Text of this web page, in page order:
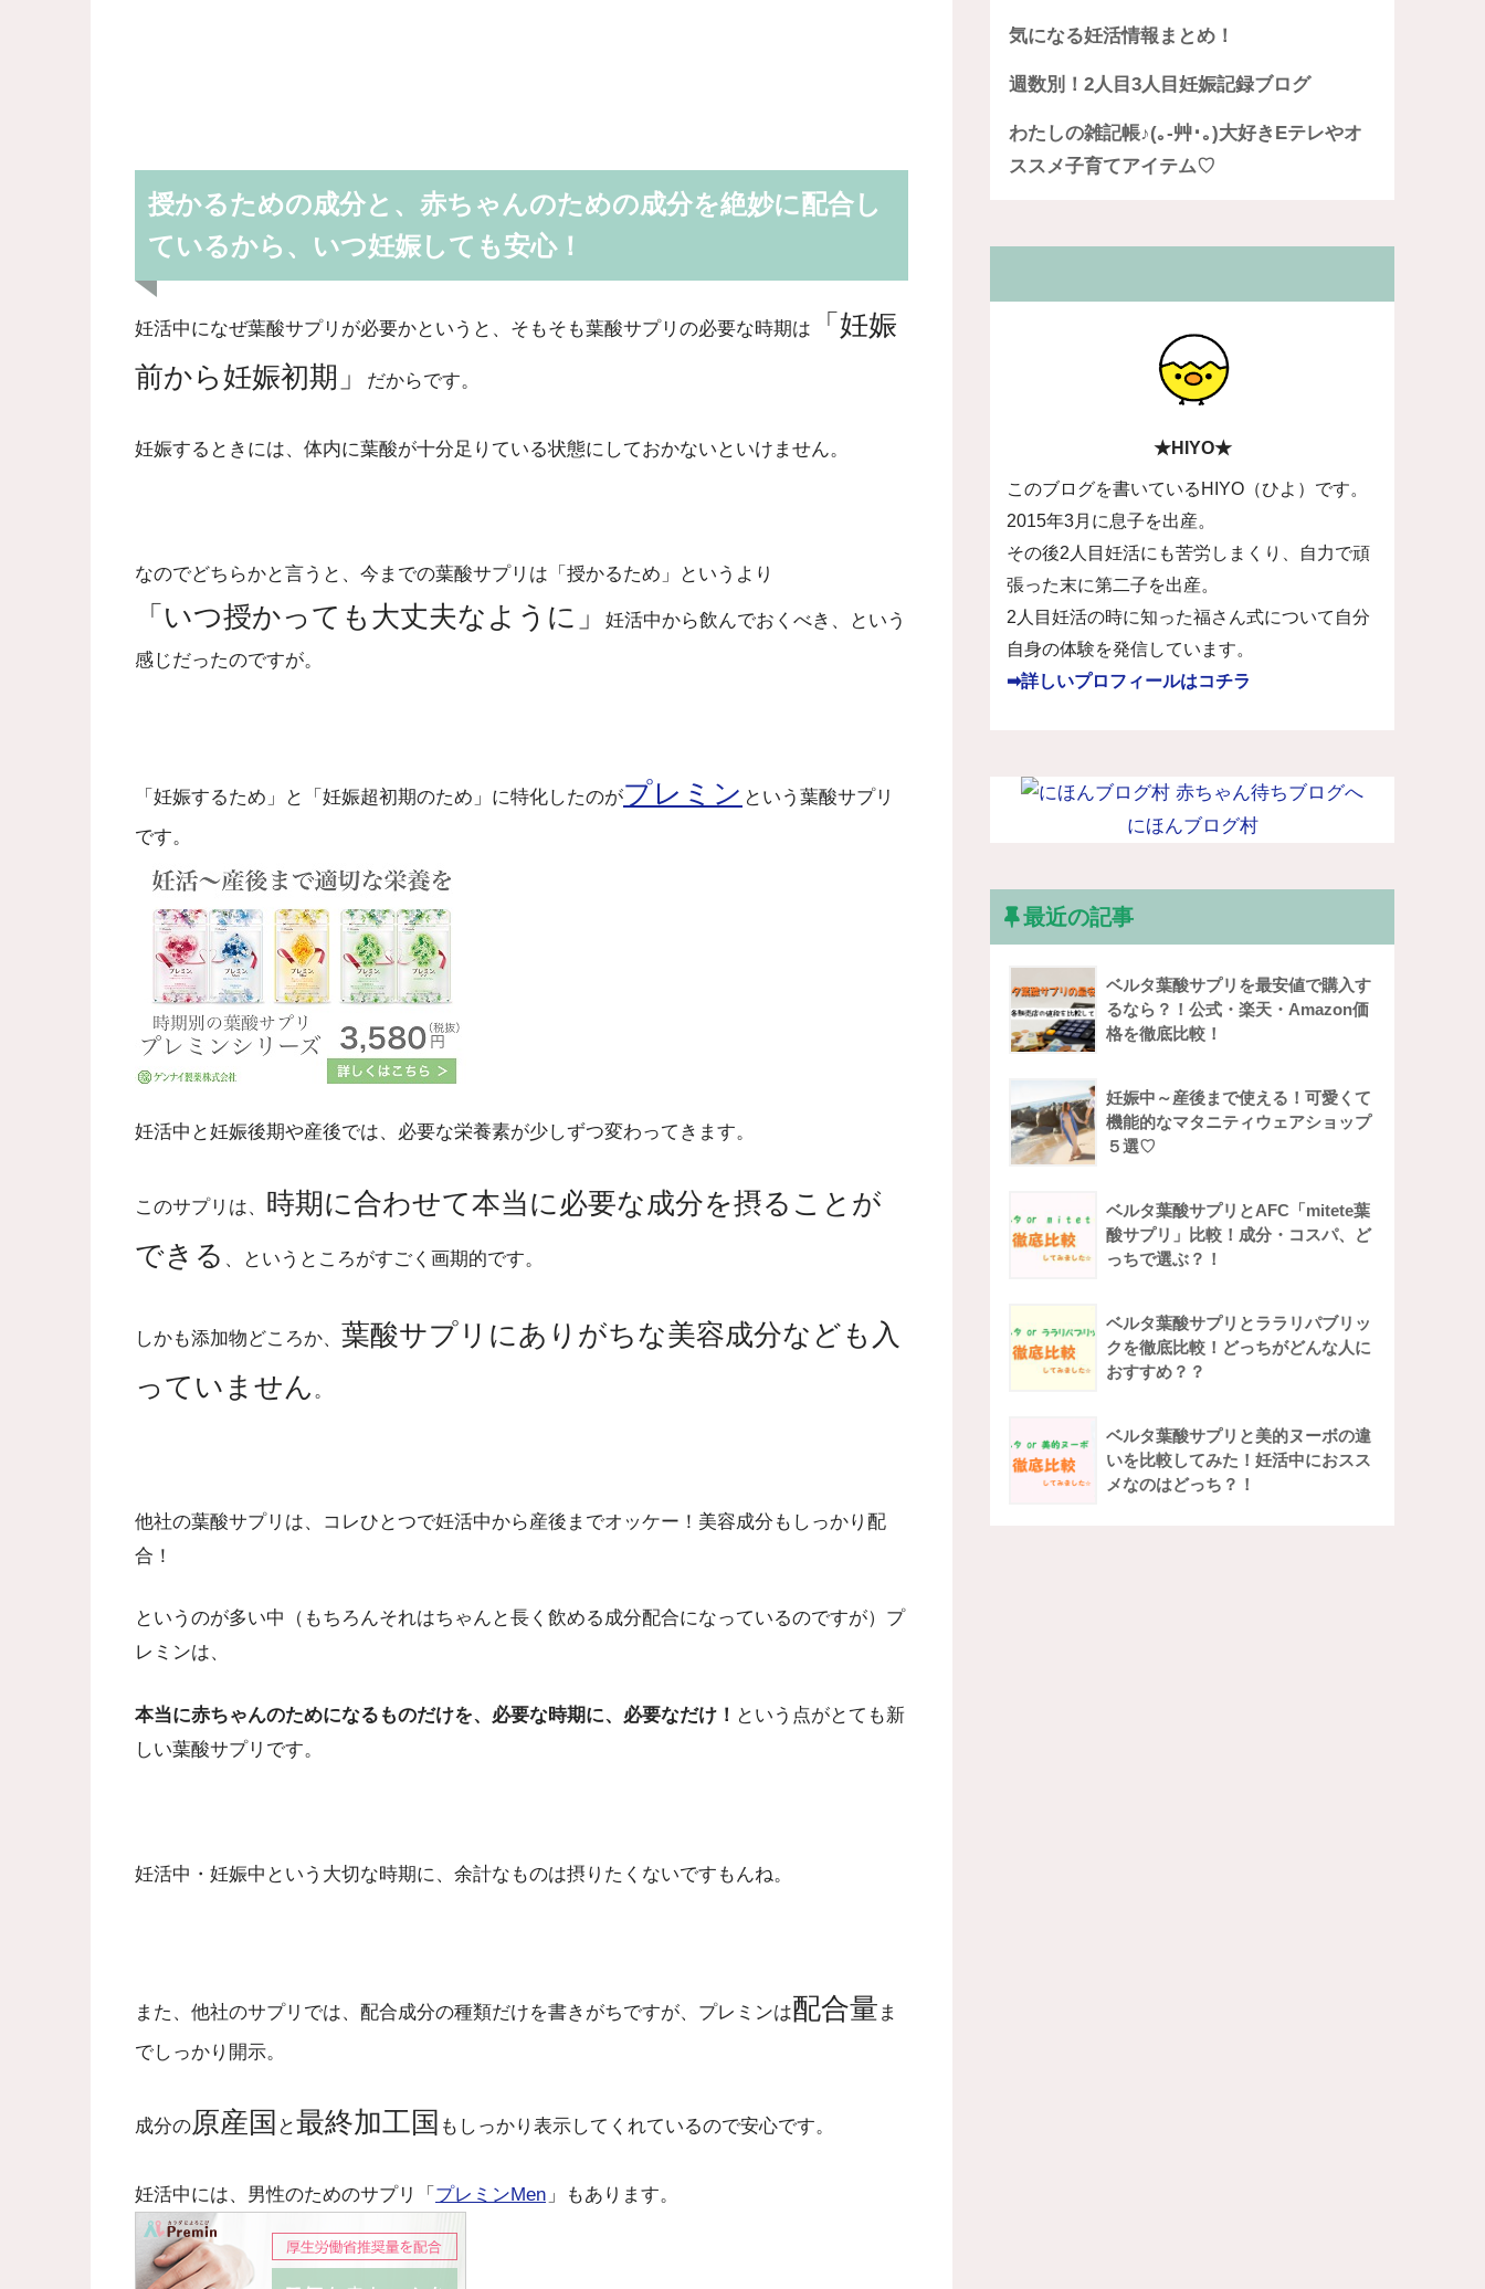
授かるための成分と、赤ちゃんのための成分を絶妙に配合し
ているから、いつ妊娠しても安心！
妊活中になぜ葉酸サプリが必要かというと、そもそも葉酸サプリの必要な時期は
「妊娠
前から妊娠初期」
だからです。
妊娠するときには、体内に葉酸が十分足りている状態にしておかないといけません。
なのでどちらかと言うと、今までの葉酸サプリは「授かるため」というより
「いつ授かっても大丈夫なように」
妊活中から飲んでおくべき、という
感じだったのですが。
「妊娠するため」と「妊娠超初期のため」に特化したのがプレミン という葉酸サプリ
です。
妊活中と妊娠後期や産後では、必要な栄養素が少しずつ変わってきます。
このサプリは、 時期に合わせて本当に必要な成分を摂ることが
できる 、というところがすごく画期的です。
しかも添加物どころか、 葉酸サプリにありがちな美容成分なども入
っていません 。
他社の葉酸サプリは、コレひとつで妊活中から産後までオッケー！美容成分もしっかり配
合！
というのが多い中（もちろんそれはちゃんと長く飲める成分配合になっているのですが）プ
レミンは、
本当に赤ちゃんのためになるものだけを、必要な時期に、必要なだけ！ という点がとても新
しい葉酸サプリです。
妊活中・妊娠中という大切な時期に、余計なものは摂りたくないですもんね。
また、他社のサプリでは、配合成分の種類だけを書きがちですが、プレミンは配合量 ま
でしっかり開示。
成分の原産国 と最終加工国 もしっかり表示してくれているので安心です。
妊活中には、男性のためのサプリ「 プレミンMen 」もあります。
気になる妊活情報まとめ！
週数別！2人目3人目妊娠記録ブログ
わたしの雑記帳♪(｡-艸･｡)大好きEテレやオ
ススメ子育てアイテム♡
★HIYO★
このブログを書いているHIYO（ひよ）です。
2015年3月に息子を出産。
その後2人目妊活にも苦労しまくり、自力で頑
張った末に第二子を出産。
2人目妊活の時に知った福さん式について自分
自身の体験を発信しています。
➡詳しいプロフィールはコチラ
にほんブログ村
最近の記事
ベルタ葉酸サプリを最安値で購入す
るなら？！公式・楽天・Amazon価
格を徹底比較！
妊娠中～産後まで使える！可愛くて
機能的なマタニティウェアショップ
５選♡
ベルタ葉酸サプリとAFC「mitete葉
酸サプリ」比較！成分・コスパ、ど
っちで選ぶ？！
ベルタ葉酸サプリとララリパブリッ
クを徹底比較！どっちがどんな人に
おすすめ？？
ベルタ葉酸サプリと美的ヌーボの違
いを比較してみた！妊活中におスス
メなのはどっち？！